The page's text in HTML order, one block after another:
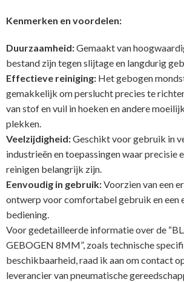
Kenmerken en voordelen:
Duurzaamheid:Gemaakt van
bestand zijn tegen slijtage en langdurig
Effectieve reiniging: Het gebogen
gemakkelijk om perslucht precies te
van stof en vuil in hoeken en andere
plekken.
Veelzijdigheid:Geschikt voor gebruik in
industrieën en toepassingen waar precisie
reinigen belangrijk zijn.
Eenvoudig in gebruik:Voorzien van een
ontwerp voor comfortabel gebruik en een
bediening.
Voor gedetailleerde informatie over de
GEBOGEN 8MM”, zoals technische
beschikbaarheid, raad ik aan om contact
leverancier van pneumatische